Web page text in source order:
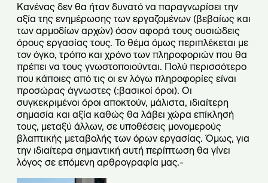
Κανένας δεν θα ήταν δυνατό να παραγνωρίσει την
αξία της ενημέρωσης των εργαζομένων (βεβαίως και
των αρμοδίων αρχών) όσον αφορά τους ουσιώδεις
όρους εργασίας τους. Το θέμα όμως περιπλέκεται με
τον όγκο, τρόπο και χρόνο των πληροφοριών που θα
πρέπει να τους γνωστοποιούνται. Πολύ περισσότερο
που κάποιες από τις οι εν λόγω πληροφορίες είναι
προσώρας άγνωστες (:βασικοί όροι). Οι
συγκεκριμένοι όροι αποκτούν, μάλιστα, ιδιαίτερη
σημασία και αξία καθώς θα λάβει χώρα επίκλησή
τους, μεταξύ άλλων, σε υποθέσεις μονομερούς
βλαπτικής μεταβολής των όρων εργασίας. Όμως, για
την ιδιαίτερα σημαντική αυτή περίπτωση θα γίνει
λόγος σε επόμενη αρθρογραφία μας.-